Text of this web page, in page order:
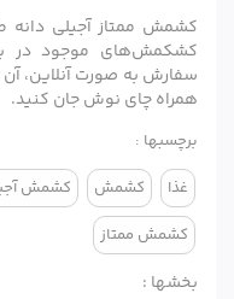
کشمش ممتاز آجیلی دانه
کشکمش‌های موجود در
سفارش به صورت آنلاین، آن
همراه چای نوش جان کنید.
برچسبها :
غذا
کشمش کشمش
کشمش ممتاز
بخشها :